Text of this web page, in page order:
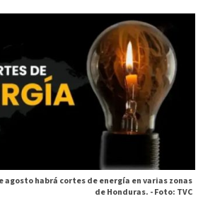
agosto habrá cortes de energía en varias zonas
de Honduras. -Foto: TVC